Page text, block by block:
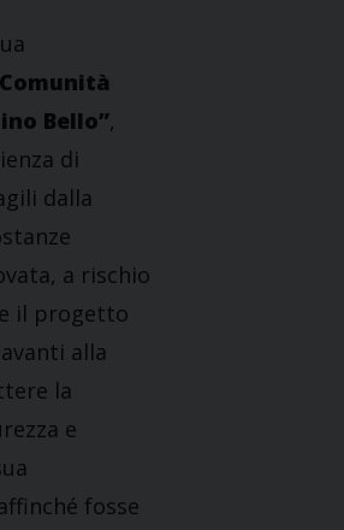
Comunità
Bello”,
di
dalla
a rischio
il progetto
alla
la
e
fosse